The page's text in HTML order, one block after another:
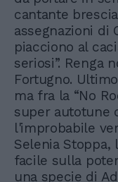
cantante
assegnazioni di
piacciono al
seriosi”. Renga
Fortugno.
ma fra la “No
super autotune
l'improbabile
Selenia Stoppa,
facile sulla
una specie di